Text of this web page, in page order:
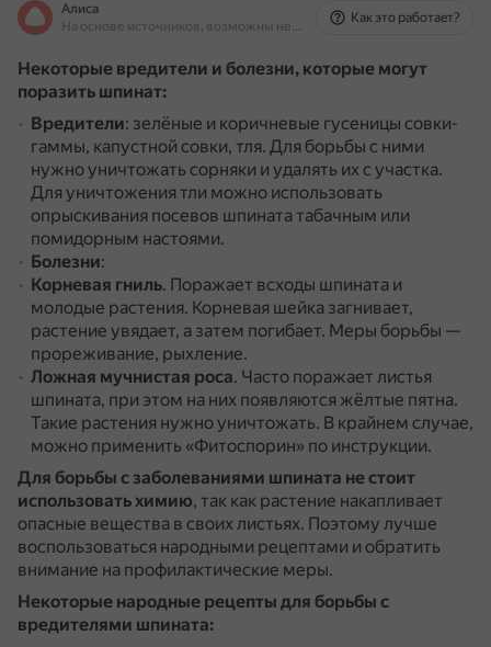
Алиса
На основе источников, возможны неточности
Как это работает?
Некоторые вредители и болезни, которые могут
поразить шпинат:
Вредители: зелёные и коричневые гусеницы совки-
гаммы, капустной совки, тля. Для борьбы с ними
нужно уничтожать сорняки и удалять их с участка.
Для уничтожения тли можно использовать
опрыскивания посевов шпината табачным или
помидорным настоями.
Болезни:
Корневая гниль. Поражает всходы шпината и
молодые растения. Корневая шейка загнивает,
растение увядает, а затем погибает. Меры борьбы —
прореживание, рыхление.
Ложная мучнистая роса. Часто поражает листья
шпината, при этом на них появляются жёлтые пятна.
Такие растения нужно уничтожать. В крайнем случае,
можно применить «Фитоспорин» по инструкции.
Для борьбы с заболеваниями шпината не стоит
использовать химию, так как растение накапливает
опасные вещества в своих листьях. Поэтому лучше
воспользоваться народными рецептами и обратить
внимание на профилактические меры.
Некоторые народные рецепты для борьбы с
вредителями шпината: